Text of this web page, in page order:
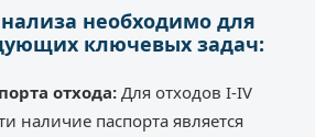
необходимо для
ключевых задач:
отхода:Для отходов I-IV
наличие паспорта является